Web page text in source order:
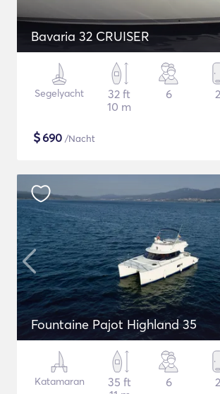
Bavaria 32 CRUISER
Segelyacht
32 ft
10 m
6 2
$690 /Nacht
Fountaine Pajot Highland 35
Katamaran
35 ft
6 2